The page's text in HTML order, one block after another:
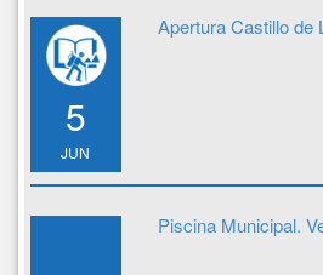
5
JUN
Apertura Castillo de
Piscina Municipal.